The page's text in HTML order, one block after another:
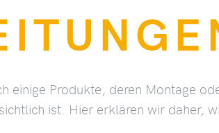
einige Produkte, deren Montage
ist. Hier erklären wir daher,